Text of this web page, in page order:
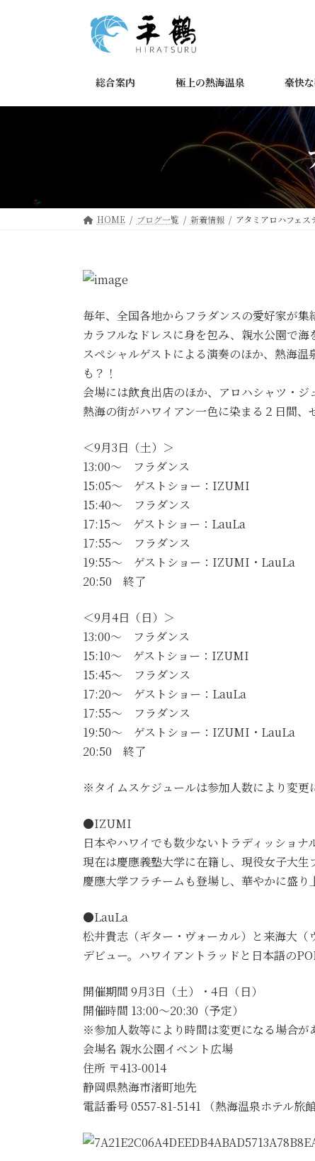
ス
ン
総合案内 極上の熱海温泉 豪快
HOME ブログ一覧 新着情報 アタミアロハフェス
毎年、全国各地からフラダンスの愛好家が集
カラフルなドレスに身を包み、親水公園で海
スペシャルゲストによる演奏のほか、熱海
も？！
会場には飲食出店のほか、アロハシャツ・ジ
熱海の街がハワイアン一色に染まる２日間、
＜9月3日（土）＞
13:00～ フラダンス
15:05～ ゲストショー：IZUMI
15:40～ フラダンス
17:15～ ゲストショー：LauLa
17:55～ フラダンス
19:55～ ゲストショー：IZUMI・LauLa
20:50 終了
＜9月4日（日）＞
13:00～ フラダンス
15:10～ ゲストショー：IZUMI
15:45～ フラダンス
17:20～ ゲストショー：LauLa
17:55～ フラダンス
19:50～ ゲストショー：IZUMI・LauLa
20:50 終了
※タイムスケジュールは参加人数により変更
●IZUMI
日本やハワイでも数少ないトラディッショ
現在は慶應義塾大学に在籍し、現役女子大生
慶應大学フラチームも登場し、華やかに盛り
●LauLa
松井貴志（ギター・ヴォーカル）と来海大
デビュー。ハワイアントラッドと日本語の
開催期間 9月3日（土）・4日（日）
開催時間 13:00～20:30（予定）
※参加人数等により時間は変更になる場合が
会場名 親水公園イベント広場
住所 〒413-0014
静岡県熱海市渚町地先
電話番号 0557-81-5141 （熱海温泉ホテル旅館